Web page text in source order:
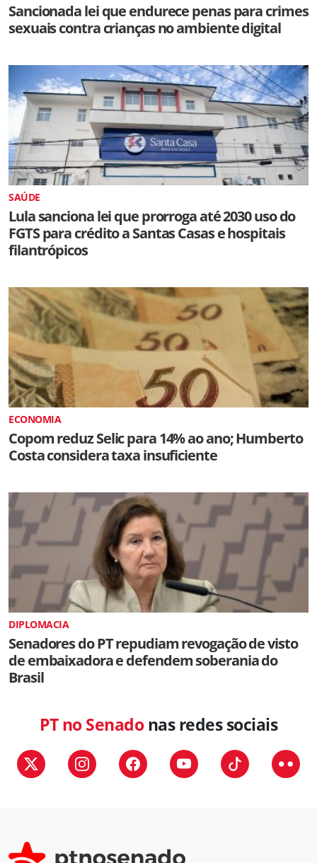
Sancionada lei que endurece penas para crimes
sexuais contra crianças no ambiente digital
SAÚDE
Lula sanciona lei que prorroga até 2030 uso do
FGTS para crédito a Santas Casas e hospitais
filantrópicos
ECONOMIA
Copom reduz Selic para 14% ao ano; Humberto
Costa considera taxa insuficiente
DIPLOMACIA
Senadores do PT repudiam revogação de visto
de embaixadora e defendem soberania do
Brasil
PT no Senadonas redes sociais